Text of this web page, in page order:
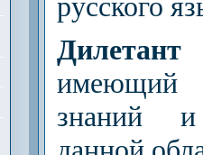
Дилетант
имеющий
знаний